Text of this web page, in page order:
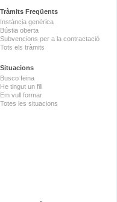
Tràmits Freqüents
Instància genèrica
Bústia oberta
Subvencions per a la contractació
Tots els tràmits
Situacions
Busco feina
He tingut un fill
Em vull formar
Totes les situacions